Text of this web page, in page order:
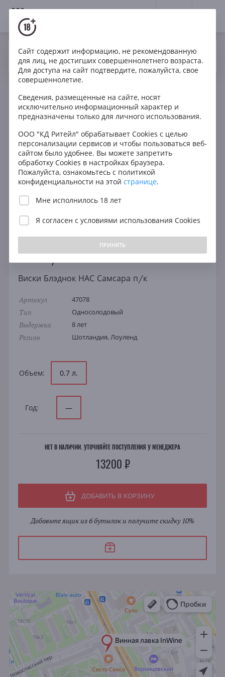
18+
Ваш город Москва ? Да
Whisky Smokehead.
Виски Блэднок НАС Самсара п/к
Артикул 47078
Тип Односолодовый
Выдержка 8 лет
Регион Шотландия, Лоуленд
Объем: 0.7 л.
Год: —
НЕТ В НАЛИЧИИ. УТОЧНЯЙТЕ ПОСТУПЛЕНИЯ У МЕНЕДЖЕРА
13200 ₽
ДОБАВИТЬ В КОРЗИНУ
Добавьте ящик из 6 бутылок и получите скидку 10%
Сайт содержит информацию, не рекомендованную
для лиц, не достигших совершеннолетнего возраста.
Для доступа на сайт подтвердите, пожалуйста, свое
совершеннолетие.
Сведения, размещенные на сайте, носят
исключительно информационный характер и
предназначены только для личного использования.
ООО "КД Ритейл" обрабатывает Cookies с целью
персонализации сервисов и чтобы пользоваться веб-
сайтом было удобнее. Вы можете запретить
обработку Cookies в настройках браузера.
Пожалуйста, ознакомьтесь с политикой
конфиденциальности на этой странице.
Мне исполнилось 18 лет
Я согласен с условиями использования Cookies
ПРИНЯТЬ